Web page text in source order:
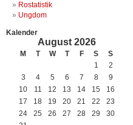
Rostatistik
Ungdom
Kalender
August 2026
M T W T F S S
1
2
3
4 5 6 7 8
9
10
11 12 13 14 15
16
17
18 19 20 21 22
23
24
25 26 27 28 29
30